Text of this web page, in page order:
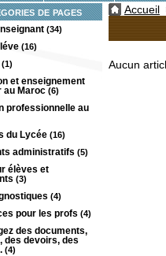
de pages
(34)
(16)
(1)
et enseignement
au Maroc (6)
professionnelle au
du Lycée (16)
administratifs (5)
élèves et
(3)
(4)
pour les profs (4)
des documents,
des devoirs, des
(4)
Accueil
Aucun